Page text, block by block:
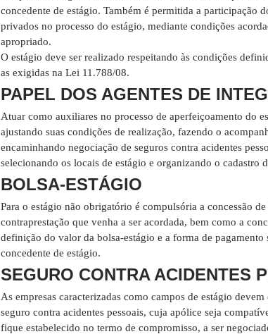
concedente de estágio. Também é permitida a participação
privados no processo do estágio, mediante condições
apropriado.
O estágio deve ser realizado respeitando às condições
as exigidas na Lei 11.788/08.
PAPEL DOS AGENTES DE
Atuar como auxiliares no processo de aperfeiçoamento do
ajustando suas condições de realização, fazendo o
encaminhando negociação de seguros contra acidentes
selecionando os locais de estágio e organizando o cadastro
BOLSA-ESTÁGIO
Para o estágio não obrigatório é compulsória a concessão
contraprestação que venha a ser acordada, bem como a
definição do valor da bolsa-estágio e a forma de pagamento
concedente de estágio.
SEGURO CONTRA ACIDENTES
As empresas caracterizadas como campos de estágio
seguro contra acidentes pessoais, cuja apólice seja
fique estabelecido no termo de compromisso, a ser